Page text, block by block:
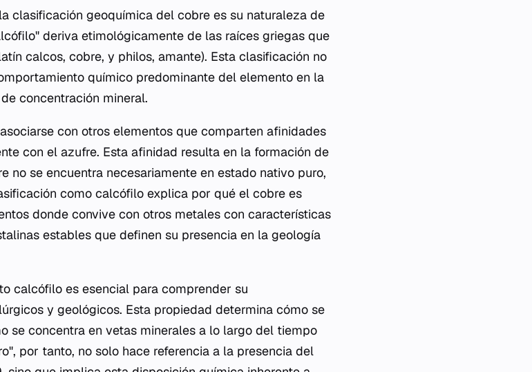
clasificación geoquímica del cobre es su naturaleza de
deriva etimológicamente de las raíces griegas que
calcos, cobre, y philos, amante). Esta clasificación no
químico predominante del elemento en la
concentración mineral.
con otros elementos que comparten afinidades
con el azufre. Esta afinidad resulta en la formación de
no se encuentra necesariamente en estado nativo puro,
como calcófilo explica por qué el cobre es
donde convive con otros metales con características
estables que definen su presencia en la geología
calcófilo es esencial para comprender su
y geológicos. Esta propiedad determina cómo se
se concentra en vetas minerales a lo largo del tiempo
por tanto, no solo hace referencia a la presencia del